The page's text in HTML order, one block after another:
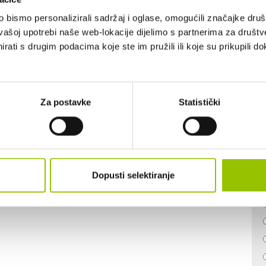
bismo personalizirali sadržaj i oglase, omogućili značajke
upotrebi naše web-lokacije dijelimo s partnerima za
s drugim podacima koje ste im pružili ili koje su prikupili
Za postavke Statistički
Dopusti selektiranje
BROJ SJEDALA:
5